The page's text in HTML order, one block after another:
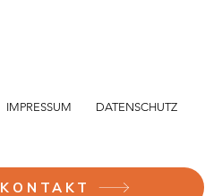
KONTAKT
IMPRESSUM DATENSCHUTZ